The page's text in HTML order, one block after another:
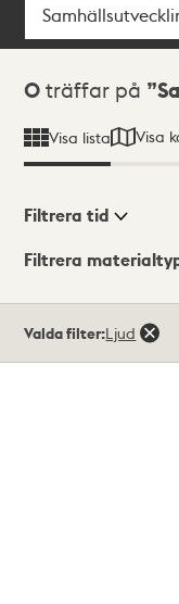
Sökresultat
0 träffar på
Visa lista Visa
Visningsläge
Filtrera tid
Filtrera
träffar
Valda filter:Ljud